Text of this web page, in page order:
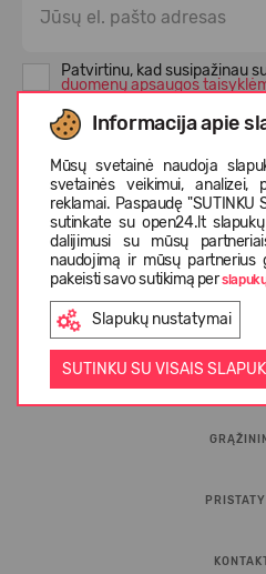
Informacija apie
Mūsų svetainė naudoja
svetainės veikimui, analizei,
reklamai. Paspaudę "SUTINKU
sutinkate su open24.lt
dalijimusi su mūsų
naudojimą ir mūsų
pakeisti savo sutikimą per
Slapukų nustatymai
SUTINKU SU VISAIS
Patvirtinu, kad susipažinau
duomenų apsaugos
INFORMACIJA